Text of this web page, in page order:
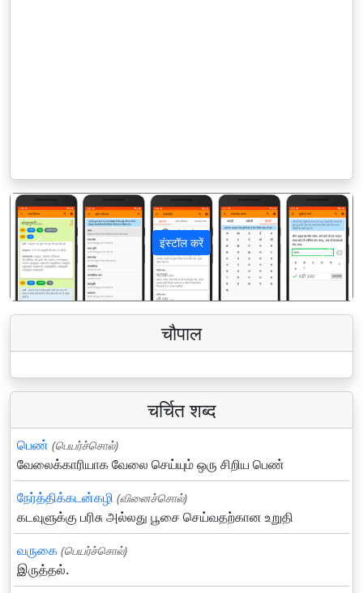
इंस्टॉल करें
पिछला अगला
चौपाल
चर्चित शब्द
பெண் (பெயர்ச்சொல்)
வேலைக்காரியாக வேலை செய்யும் ஒரு சிறிய பெண்
நேர்த்திக்கடன்கழி (வினைச்சொல்)
கடவுளுக்கு பரிசு அல்லது பூசை செய்வதற்கான உறுதி
வருகை (பெயர்ச்சொல்)
இருத்தல்.